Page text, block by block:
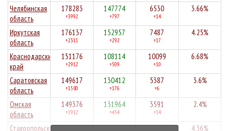
Челябинская
область
178283
+3992
147774
+797
6530
+14
3.66%
Иркутская
область
176137
+2311
152957
+292
7487
+17
4.25%
Краснодарский
край
151176
+2912
108114
+509
10099
+10
6.68%
Саратовская
область
149617
+1580
130412
+176
5387
+6
3.6%
Омская
область
149376
+1912
131964
+454
3591
+14
2.4%
Ставропольский 149133 128502 6507 4.36%